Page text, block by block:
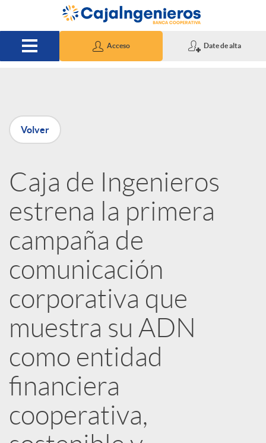
Saltar al contenido principal
Acceso Date de alta
P
u
b
l
i
c
a
d
o
Volver
Caja de Ingenieros
estrena la primera
campaña de
comunicación
corporativa que
muestra su ADN
como entidad
financiera
cooperativa,